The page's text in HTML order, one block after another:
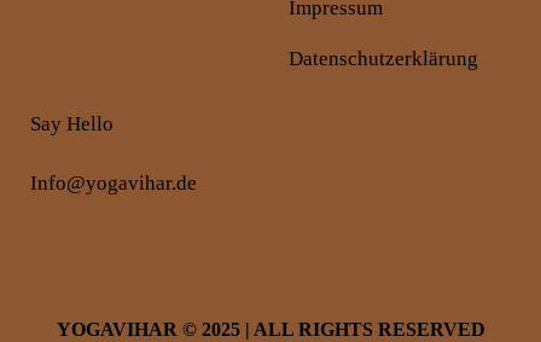
Impressum
Datenschutzerklärung
Say Hello
Info@yogavihar.de
YOGAVIHAR © 2025 | ALL RIGHTS RESERVED